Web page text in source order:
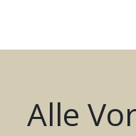
Alle